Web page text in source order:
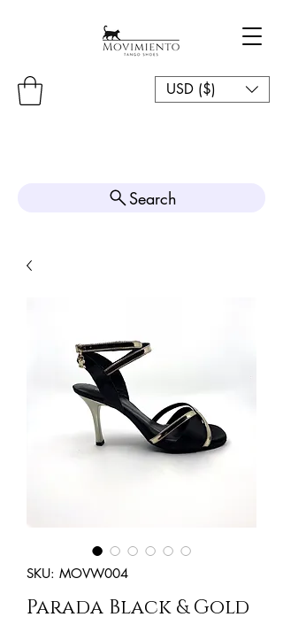
USD ($)
Search
SKU: MOVW004
Parada Black & Gold